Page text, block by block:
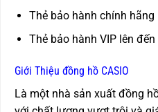
Thẻ bảo hành chính hãng
Thẻ bảo hành VIP lên
Giới Thiệu đồng hồ CASIO
Là một nhà sản xuất đồng